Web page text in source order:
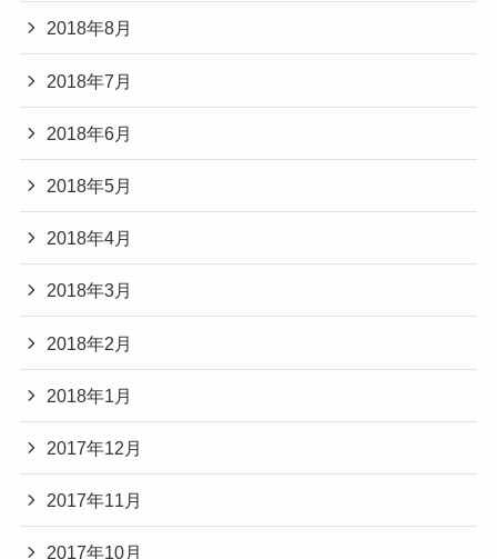
2018年8月
2018年7月
2018年6月
2018年5月
2018年4月
2018年3月
2018年2月
2018年1月
2017年12月
2017年11月
2017年10月